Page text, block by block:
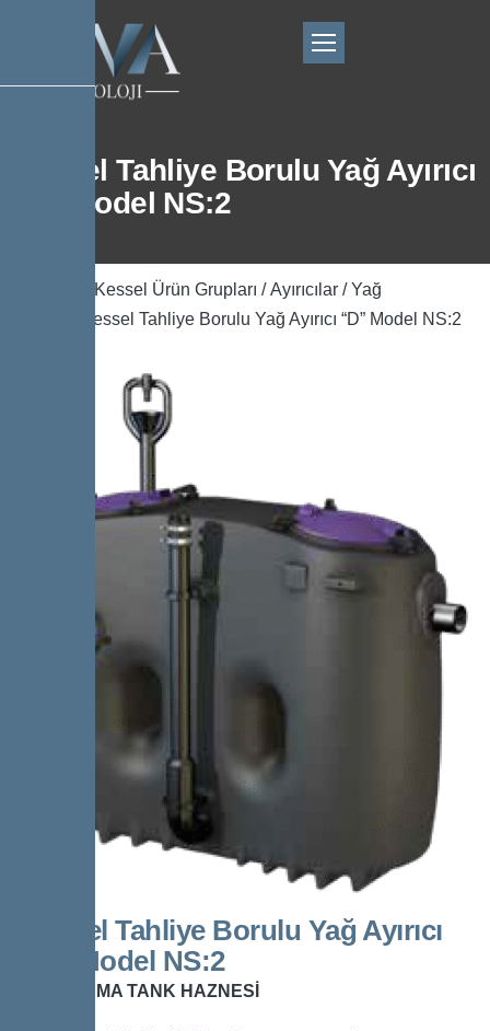
Kessel Tahliye Borulu Yağ Ayırıcı
“D” Model NS:2
Kessel Ürün Grupları /Ayırıcılar /Yağ
/ Kessel Tahliye Borulu Yağ Ayırıcı “D” Model NS:2
Kessel Tahliye Borulu Yağ Ayırıcı
“D” Model NS:2
DEPOLAMA TANK HAZNESİ